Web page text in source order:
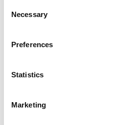
Selection
Necessary
Preferences
Statistics
Marketing